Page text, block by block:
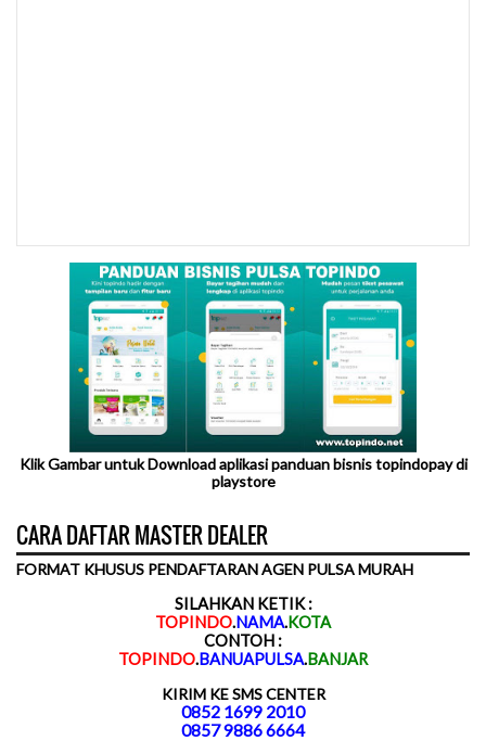
Klik Gambar untuk Download aplikasi panduan bisnis topindopay di
playstore
CARA DAFTAR MASTER DEALER
FORMAT KHUSUS PENDAFTARAN AGEN PULSA MURAH
SILAHKAN KETIK :
TOPINDO.NAMA.KOTA
CONTOH :
TOPINDO.BANUAPULSA.BANJAR
KIRIM KE SMS CENTER
0852 1699 2010
0857 9886 6664